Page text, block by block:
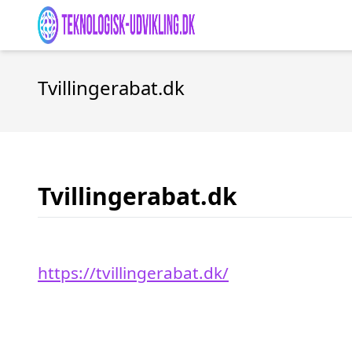
Tvillingerabat.dk
Tvillingerabat.dk
https://tvillingerabat.dk/